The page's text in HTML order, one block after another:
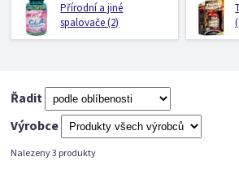
Přírodní a jiné
spalovače (2)
Řadit
Výrobce
Nalezeny 3 produkty